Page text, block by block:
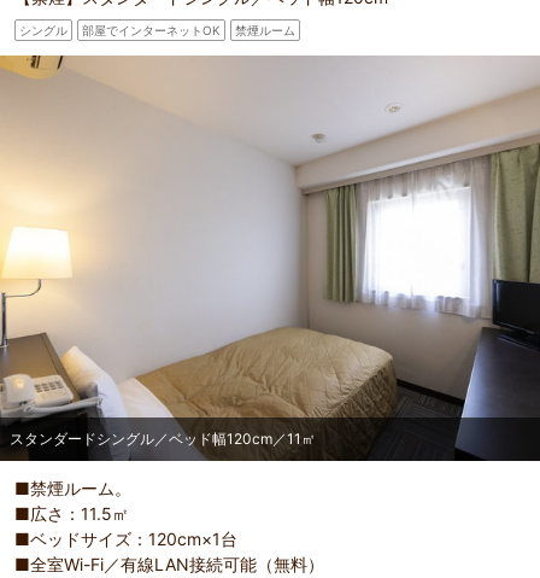
シングル 部屋でインターネットOK 禁煙ルーム
スタンダードシングル／ベッド幅120cm／11㎡
■禁煙ルーム。
■広さ：11.5㎡
■ベッドサイズ：120cm×1台
■全室Wi-Fi／有線LAN接続可能（無料）
部屋詳細
スタンダードシングル／ベッド幅120cm／11㎡